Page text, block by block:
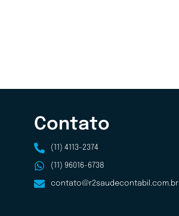
Contato
(11) 4113-2374
(11) 96016-6738
contato@r2saudecontabil.com.br